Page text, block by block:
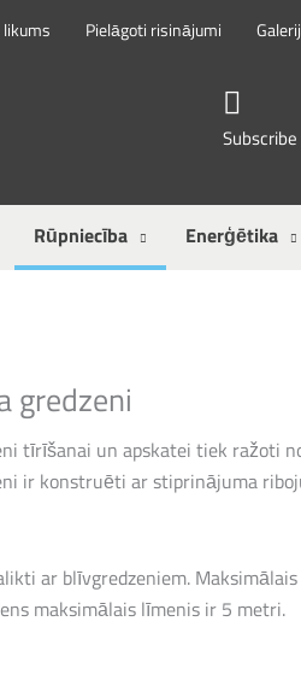
Pielāgoti risinājumi
Rūpniecība Enerģētika
gredzeni
tīrīšanai un apskatei tiek ražoti
ir konstruēti ar stiprinājuma
ar blīvgredzeniem.
maksimālais līmenis ir 5 metri.